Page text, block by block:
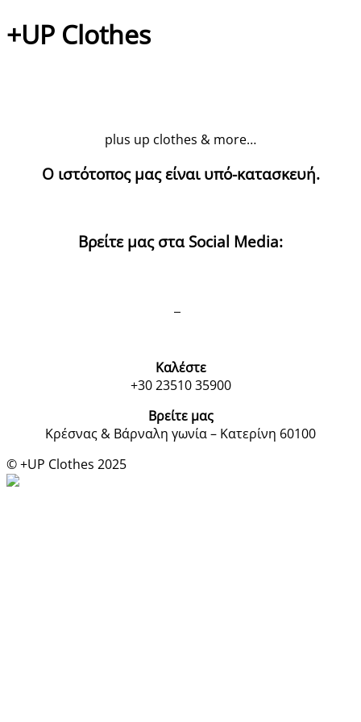
+UP Clothes
plus up clothes & more…
Ο ιστότοπος μας είναι υπό-κατασκευή.
Βρείτε μας στα Social Media:
Καλέστε
+30 23510 35900
Βρείτε μας
Κρέσνας & Βάρναλη γωνία – Κατερίνη 60100
© +UP Clothes 2025